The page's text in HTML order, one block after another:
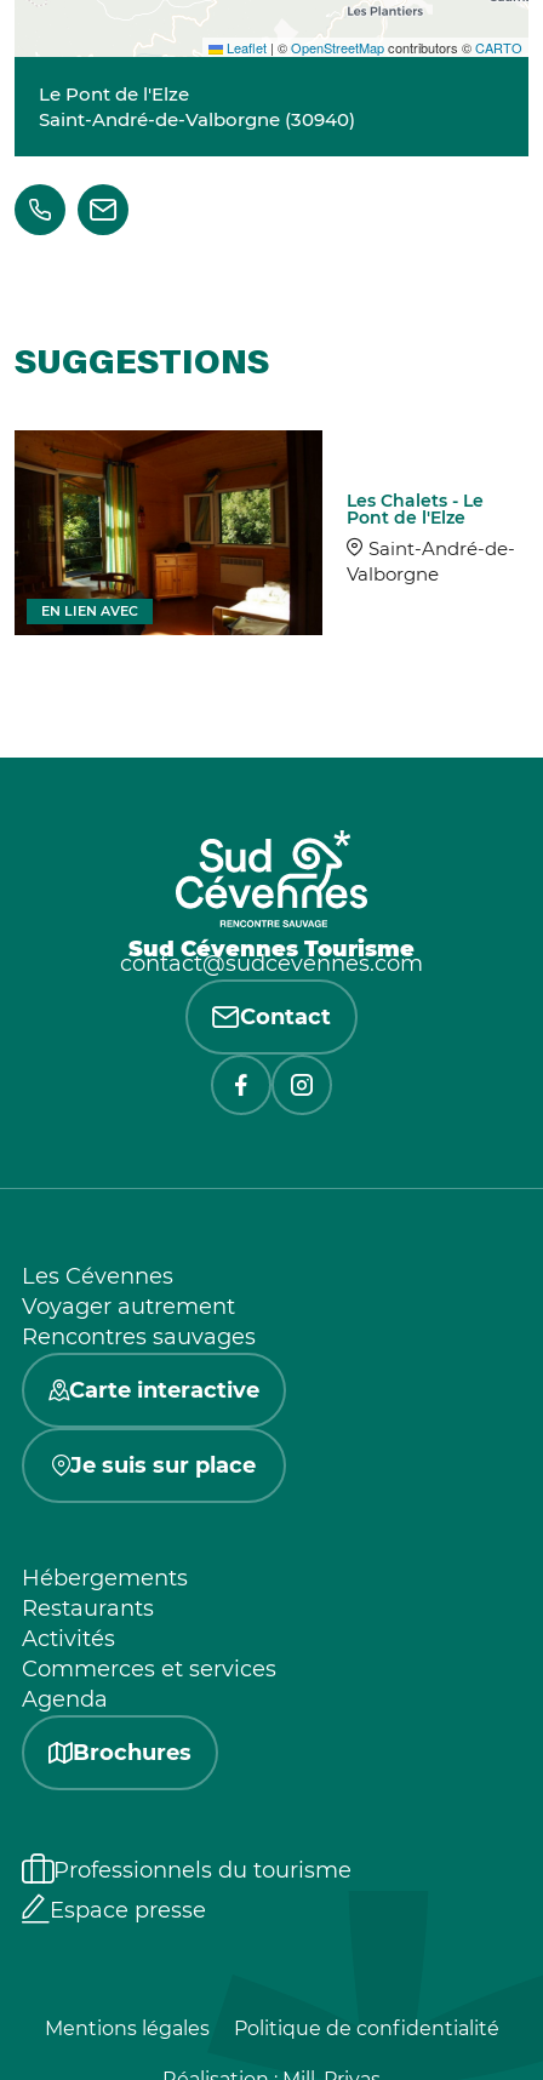
Leaflet | ©OpenStreetMapcontributors ©CARTO
Le Pont de l'Elze
Saint-André-de-Valborgne (30940)
SUGGESTIONS
Les Chalets - Le
Pont de l'Elze
Saint-André-de-
Valborgne
EN LIEN AVEC
Sud Cévennes Tourisme
contact@sudcevennes.com
Contact
Les Cévennes
Voyager autrement
Rencontres sauvages
Carte interactive
Je suis sur place
Hébergements
Restaurants
Activités
Commerces et services
Agenda
Brochures
Professionnels du tourisme
Espace presse
Mentions légales Politique de confidentialité